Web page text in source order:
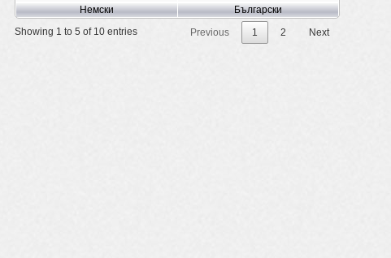
Немски
Български
Showing 1 to 5 of 10 entries
Previous 1 2 Next